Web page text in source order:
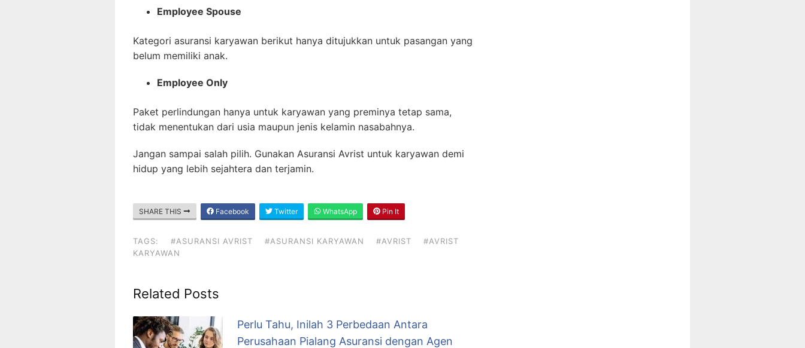
Employee Spouse
Kategori asuransi karyawan berikut hanya ditujukkan untuk pasangan yang
belum memiliki anak.
Employee Only
Paket perlindungan hanya untuk karyawan yang preminya tetap sama,
tidak menentukan dari usia maupun jenis kelamin nasabahnya.
Jangan sampai salah pilih. Gunakan Asuransi Avrist untuk karyawan demi
hidup yang lebih sejahtera dan terjamin.
SHARE THIS Facebook Twitter WhatsApp Pin It
TAGS: #ASURANSI AVRIST #ASURANSI KARYAWAN #AVRIST
#AVRIST
KARYAWAN
Related Posts
Perlu Tahu, Inilah 3 Perbedaan Antara
Perusahaan Pialang Asuransi dengan Agen